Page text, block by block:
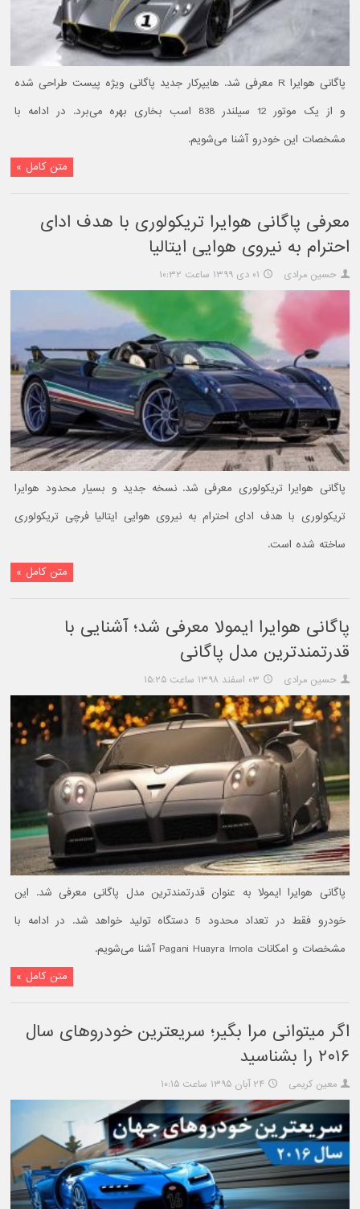
پاگانی هوایرا R معرفی شد. هایپرکار جدید پاگانی ویژه پیست طراحی شده
و از یک موتور 12 سیلندر 838 اسب بخاری بهره می‌برد. در ادامه با
مشخصات این خودرو آشنا می‌شویم.
متن کامل »
معرفی پاگانی هوایرا تریکولوری با هدف ادای
احترام به نیروی هوایی ایتالیا
حسین مرادی ۰۱ دی ۱۳۹۹ ساعت ۱۰:۳۲
پاگانی هوایرا تریکولوری معرفی شد. نسخه جدید و بسیار محدود هوایرا
تریکولوری با هدف ادای احترام به نیروی هوایی ایتالیا فرچی تریکولوری
ساخته شده است.
متن کامل »
پاگانی هوایرا ایمولا معرفی شد؛ آشنایی با
قدرتمندترین مدل پاگانی
حسین مرادی ۰۳ اسفند ۱۳۹۸ ساعت ۱۵:۲۵
پاگانی هوایرا ایمولا به عنوان قدرتمندترین مدل پاگانی معرفی شد. این
خودرو فقط در تعداد محدود 5 دستگاه تولید خواهد شد. در ادامه با
مشخصات و امکانات Pagani Huayra Imola آشنا می‌شویم.
متن کامل »
اگر میتوانی مرا بگیر؛ سریعترین خودروهای سال
۲۰۱۶ را بشناسید
معین کریمی ۲۴ آبان ۱۳۹۵ ساعت ۱۰:۱۵